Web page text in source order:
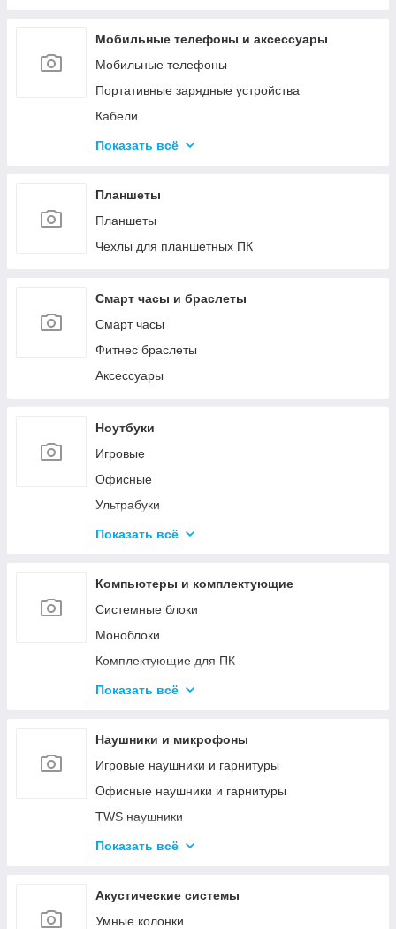
Материалы для производства газобетона и
пенобетона
Ёмкости
Мобильные телефоны и аксессуары
Мобильные телефоны
Портативные зарядные устройства
Кабели
Зарядные устройства
Чехлы
Прочее
Показать всё
Планшеты
Планшеты
Чехлы для планшетных ПК
Смарт часы и браслеты
Смарт часы
Фитнес браслеты
Аксессуары
Ноутбуки
Игровые
Офисные
Ультрабуки
Для дизайна и творчества
Аксессуары для ноутбуков
Показать всё
Компьютеры и комплектующие
Системные блоки
Моноблоки
Комплектующие для ПК
Программное обеспечение
Вентиляторы охлаждения
Мониторы и аксессуары
Аксессуары для ПК
Устройства ввода и аксессуары
Игровые кресла
Игровые устройства
Симуляторы и аксессуары
Показать всё
Наушники и микрофоны
Игровые наушники и гарнитуры
Офисные наушники и гарнитуры
TWS наушники
Микрофоны
Показать всё
Акустические системы
Умные колонки